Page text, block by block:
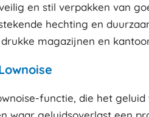
en stil verpakken van
hechting en
magazijnen en
functie, die het